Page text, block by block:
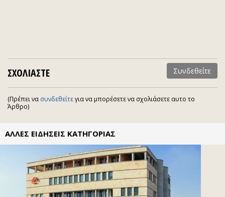
ΣΧΟΛΙΑΣΤΕ Συνδεθείτε
(Πρέπει να συνδεθείτεγια να μπορέσετε να σχολιάσετε αυτο το
Άρθρο)
ΑΛΛΕΣ ΕΙΔΗΣΕΙΣ ΚΑΤΗΓΟΡΙΑΣ